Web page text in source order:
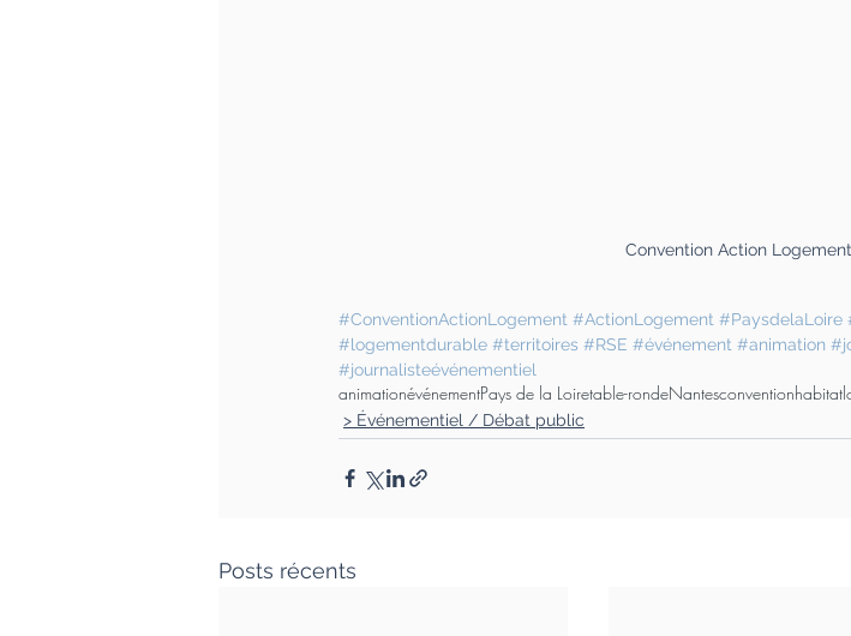
Convention Action
#ConventionActionLogement #ActionLogement #PaysdelaLoire
#logementdurable #territoires #RSE #événement #animation
#journalisteévénementiel
animationévénementPays de la Loiretable-rondeNantesconventionhabitat
> Événementiel / Débat public
Posts récents